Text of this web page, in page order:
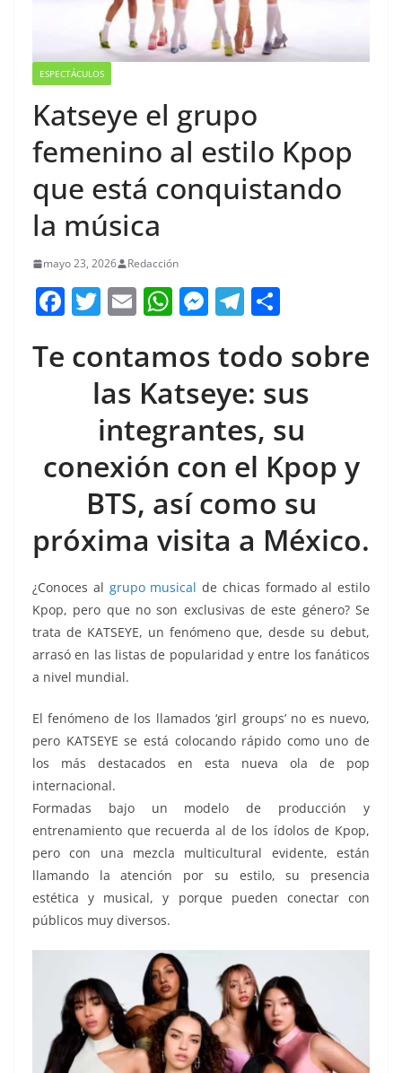
ESPECTÁCULOS
Katseye el grupo
femenino al estilo Kpop
que está conquistando
la música
mayo 23, 2026 Redacción
F
c
o
T
itt
er
E
ai
l
W
at
s
A
p
p
M
ss
e
n
g
er
T
e
gr
a
m
m
p
ar
tir
Te contamos todo sobre
las Katseye: sus
integrantes, su
conexión con el Kpop y
BTS, así como su
próxima visita a México.
¿Conoces al grupo musical de chicas formado al estilo
Kpop, pero que no son exclusivas de este género? Se
trata de KATSEYE, un fenómeno que, desde su debut,
arrasó en las listas de popularidad y entre los fanáticos
a nivel mundial.
El fenómeno de los llamados ‘girl groups’ no es nuevo,
pero KATSEYE se está colocando rápido como uno de
los más destacados en esta nueva ola de pop
internacional.
Formadas bajo un modelo de producción y
entrenamiento que recuerda al de los ídolos de Kpop,
pero con una mezcla multicultural evidente, están
llamando la atención por su estilo, su presencia
estética y musical, y porque pueden conectar con
públicos muy diversos.